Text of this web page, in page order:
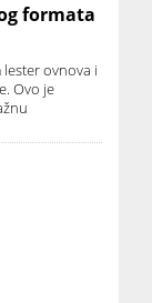
formata
ovnova i
Ovo je